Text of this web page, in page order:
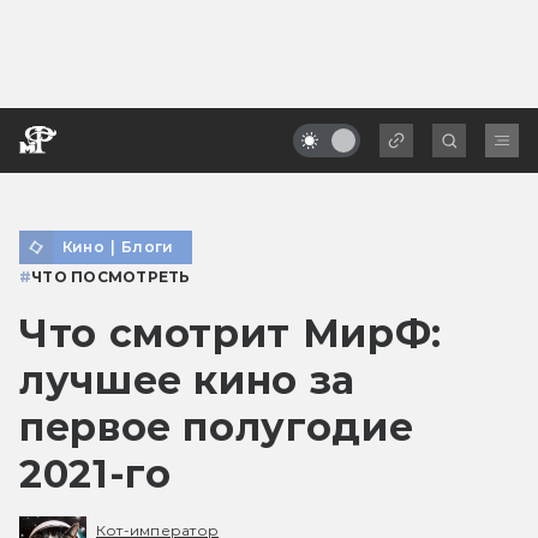
Кино | Блоги
#ЧТО ПОСМОТРЕТЬ
Что смотрит МирФ:
лучшее кино за
первое полугодие
2021-го
Кот-император